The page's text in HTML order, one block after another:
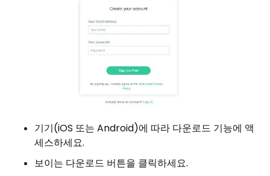
기기(iOS 또는 Android)에 따라 다운로드 기능에 액
세스하세요.
보이는 다운로드 버튼을 클릭하세요.